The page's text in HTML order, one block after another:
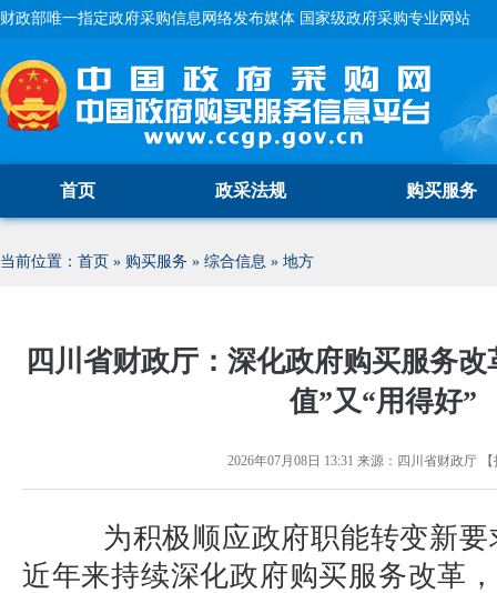
财政部唯一指定政府采购信息网络发布媒体 国家级政府采购专业网站
首页 政采法规 购买服务
当前位置： 首页 » 购买服务 » 综合信息 » 地方
四川省财政厅：深化政府购买服务
值”又“用得好”
2026年07月08日 13:31 来源： 四川省财政厅【
为积极顺应政府职能转变新
近年来持续深化政府购买服务改革